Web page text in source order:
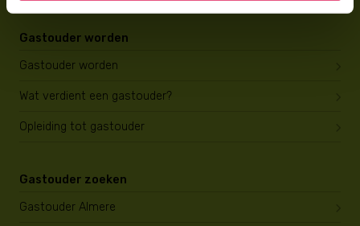
Gastouder worden
Gastouder worden
Wat verdient een gastouder?
Opleiding tot gastouder
Gastouder zoeken
Gastouder Almere